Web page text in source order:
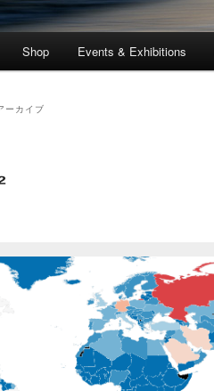
Shop Events & Exhibitions
ーカイブ